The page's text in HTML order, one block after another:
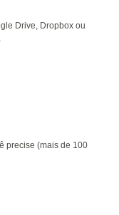
Drive, Dropbox ou
precise (mais de 100